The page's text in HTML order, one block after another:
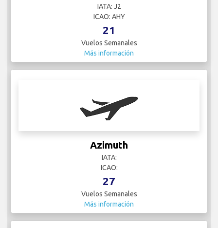
IATA: J2
ICAO: AHY
21
Vuelos Semanales
Más información
Azimuth
IATA:
ICAO:
27
Vuelos Semanales
Más información